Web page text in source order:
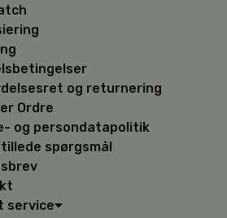
og returnering
Ordre
og persondatapolitik
spørgsmål
service